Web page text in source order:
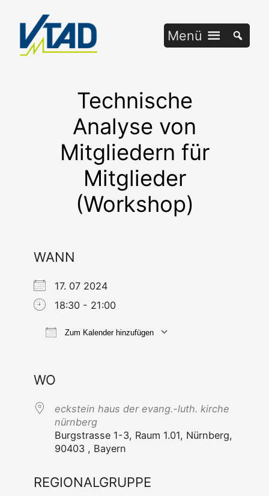
springen
Menü
Technische
Analyse von
Mitgliedern für
Mitglieder
(Workshop)
WANN
17. 07 2024
18:30 - 21:00
Zum Kalender hinzufügen
WO
eck­stein haus der evang.-luth. kir­che
nürnberg
Burg­stras­se 1-3, Raum 1.01, Nürn­berg,
90403 , Bayern
REGIONALGRUPPE